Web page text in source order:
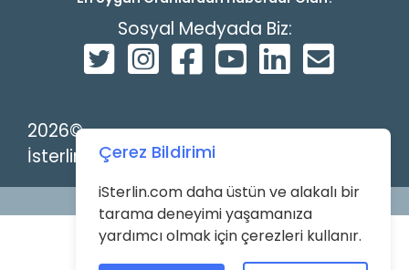
Sosyal Medyada Biz:
2026©
İsterlin
Powered by
Çerez Bildirimi
iSterlin.com daha üstün ve alakalı bir
tarama deneyimi yaşamanıza
yardımcı olmak için çerezleri kullanır.